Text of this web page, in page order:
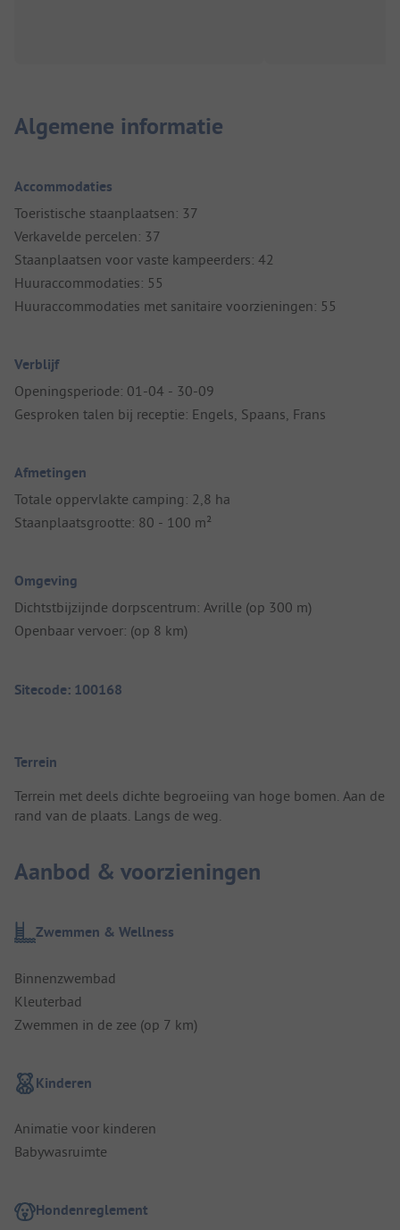
Algemene informatie
Accommodaties
Toeristische staanplaatsen: 37
Verkavelde percelen: 37
Staanplaatsen voor vaste kampeerders: 42
Huuraccommodaties: 55
Huuraccommodaties met sanitaire voorzieningen: 55
Verblijf
Openingsperiode: 01-04 - 30-09
Gesproken talen bij receptie: Engels, Spaans, Frans
Afmetingen
Totale oppervlakte camping: 2,8 ha
Staanplaatsgrootte: 80 - 100 m²
Omgeving
Dichtstbijzijnde dorpscentrum: Avrille (op 300 m)
Openbaar vervoer: (op 8 km)
Sitecode: 100168
Terrein
Terrein met deels dichte begroeiing van hoge bomen. Aan de
rand van de plaats. Langs de weg.
Aanbod & voorzieningen
Zwemmen & Wellness
Binnenzwembad
Kleuterbad
Zwemmen in de zee (op 7 km)
Kinderen
Animatie voor kinderen
Babywasruimte
Hondenreglement